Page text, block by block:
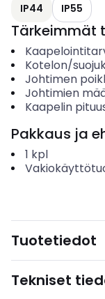
IP44 IP55
Tärkeimmät
Kotelon/
Johtimen
Johtimien
Kaapelin
Pakkaus ja
1 kpl
Tuotetiedot
Tekniset